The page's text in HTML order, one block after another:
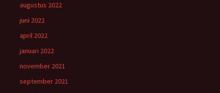
augustus 2022
juni 2022
april 2022
januari 2022
november 2021
september 2021